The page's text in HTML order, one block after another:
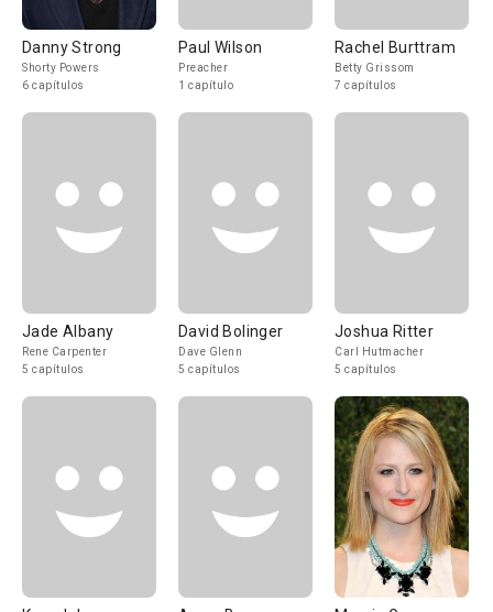
Danny Strong
Shorty Powers
6 capítulos
Paul Wilson
Preacher
1 capítulo
Rachel Burttram
Betty Grissom
7 capítulos
Jade Albany
Rene Carpenter
5 capítulos
David Bolinger
Dave Glenn
5 capítulos
Joshua Ritter
Carl Hutmacher
5 capítulos